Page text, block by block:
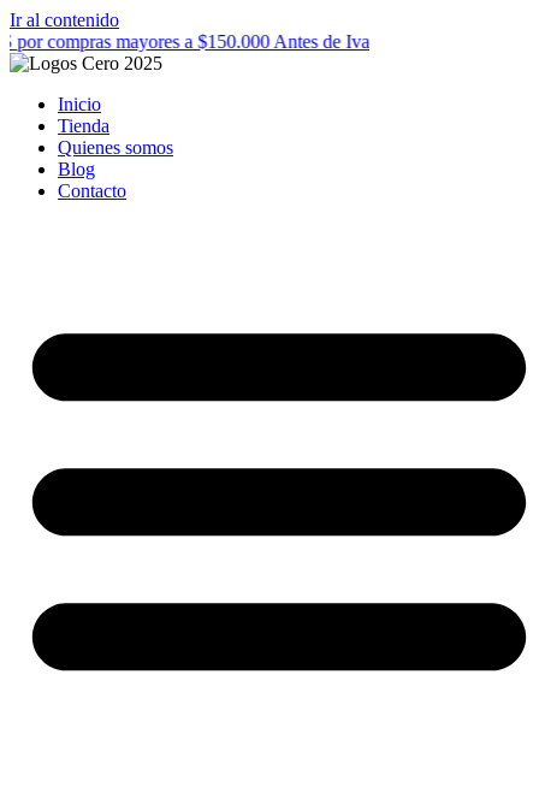
Ir al contenido
compras mayores a $150.000 Antes de Iva
Inicio
Tienda
Quienes somos
Blog
Contacto